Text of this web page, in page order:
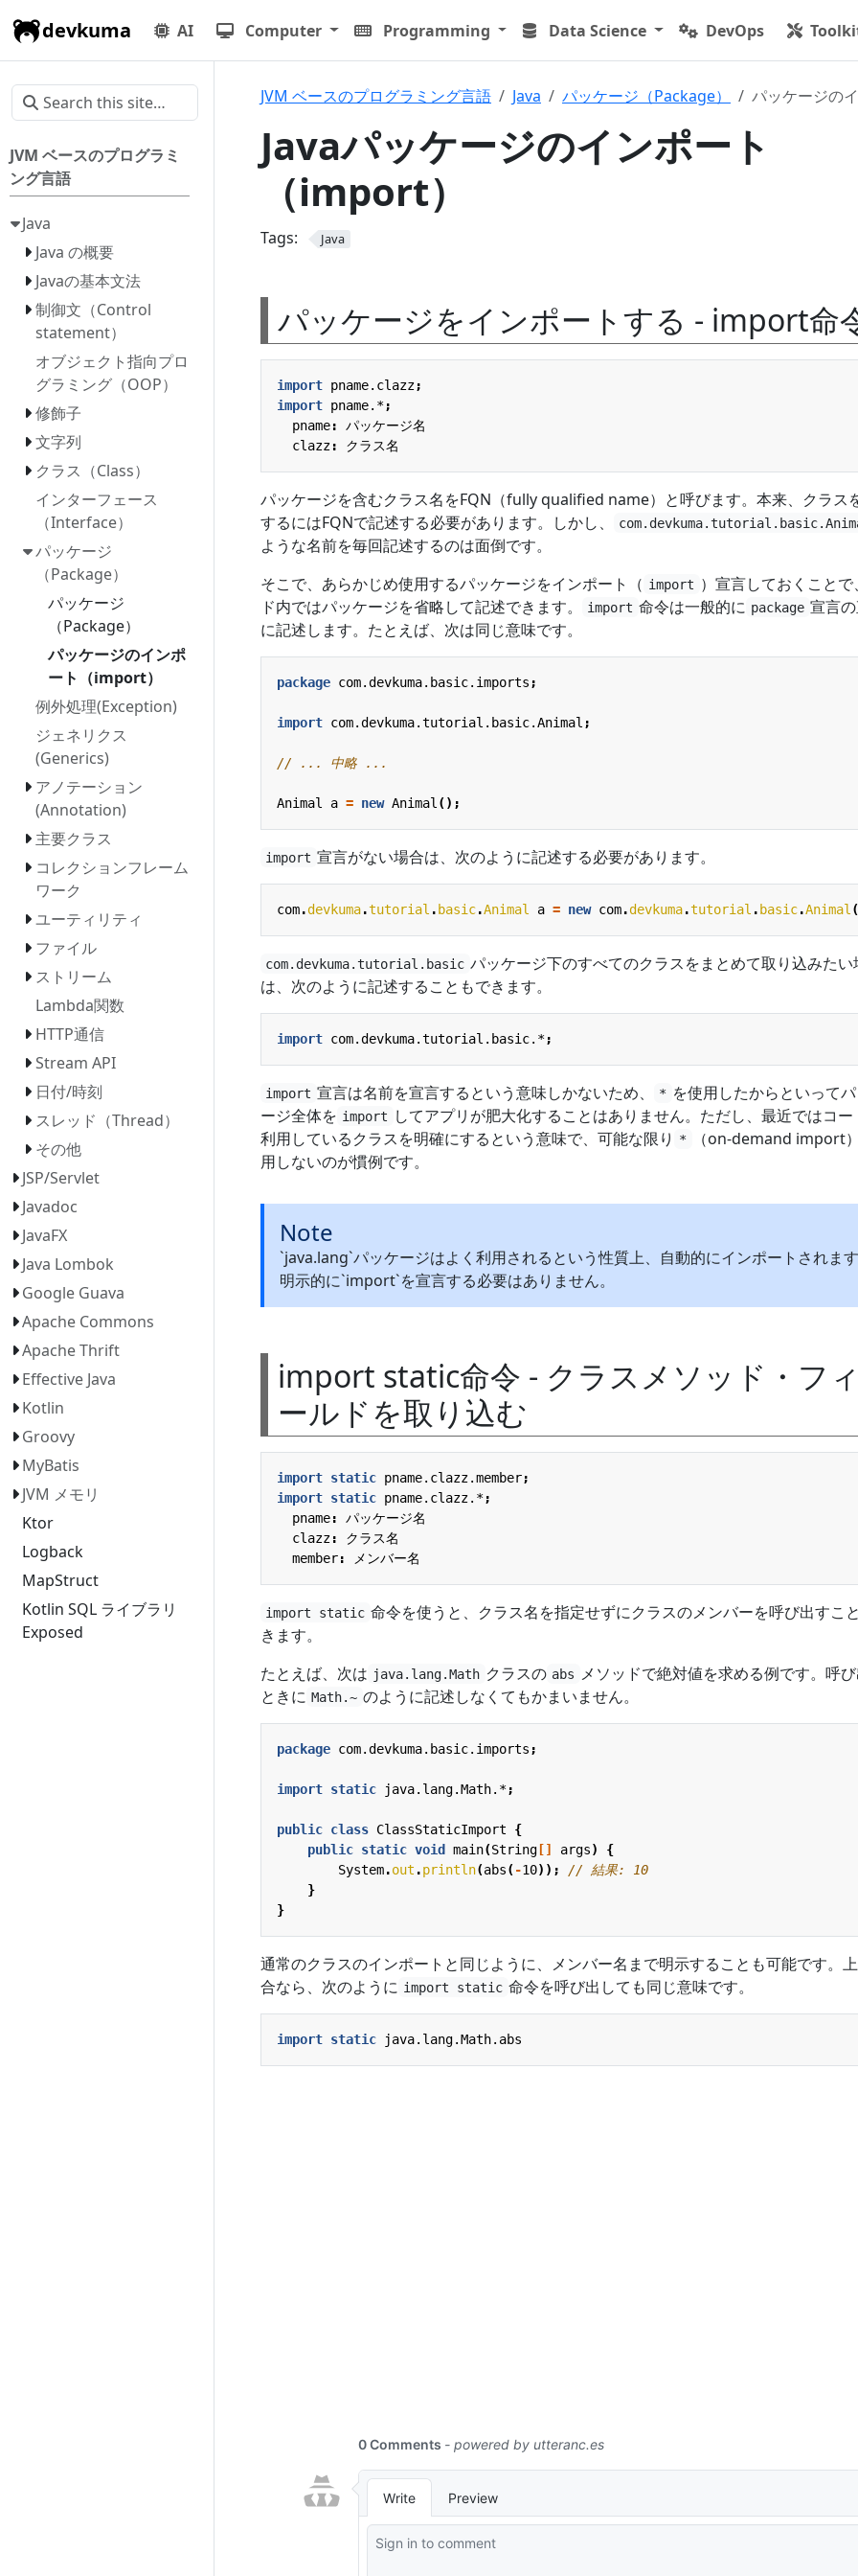
devkuma AI Computer Programming Data Science DevOps
JVM ベースのプログラミ
ング言語
Java
Java の概要
Javaの基本文法
制御文（Control
statement）
オブジェクト指向プロ
グラミング（OOP）
修飾子
文字列
クラス（Class）
インターフェース
（Interface）
パッケージ
（Package）
パッケージ
（Package）
パッケージのインポ
ート（import）
例外処理(Exception)
ジェネリクス
(Generics)
アノテーション
(Annotation)
主要クラス
コレクションフレーム
ワーク
ユーティリティ
ファイル
ストリーム
Lambda関数
HTTP通信
Stream API
日付/時刻
スレッド（Thread）
その他
JSP/Servlet
Javadoc
JavaFX
Java Lombok
Google Guava
Apache Commons
Apache Thrift
Effective Java
Kotlin
Groovy
MyBatis
JVM メモリ
Ktor
Logback
MapStruct
Kotlin SQL ライブラリ
Exposed
JVM ベースのプログラミング言語 Java パッケージ（Package） パッケージの
Javaパッケージのインポート
（import）
Tags: Java
パッケージをインポートする - import命
import pname.clazz;
import pname.*;
pname:
パッケージ名
clazz: クラス名
パッケージを含むクラス名をFQN（fully qualified name）と呼びます。本来、クラス
するにはFQNで記述する必要があります。しかし、
ような名前を毎回記述するのは面倒です。
そこで、あらかじめ使用するパッケージをインポート（ import ）宣言しておくことで
ド内ではパッケージを省略して記述できます。
import 命令は一般的に package 宣言
に記述します。たとえば、次は同じ意味です。
package com.devkuma.basic.imports ;
import com.devkuma.tutorial.basic.Animal ;
// ... 中略 ...
Animal a = new Animal ();
import 宣言がない場合は、次のように記述する必要があります。
com.devkuma.tutorial . basic.Animal a = new com.devkuma.tutorial . basic.Animal
com.devkuma.tutorial.basic パッケージ下のすべてのクラスをまとめて取り込みたい
は、次のように記述することもできます。
import com.devkuma.tutorial.basic.*;
import 宣言は名前を宣言するという意味しかないため、 * を使用したからといって
ージ全体を import
してアプリが肥大化することはありません。ただし、最近ではコー
利用しているクラスを明確にするという意味で、可能な限り
*
（on-demand import
用しないのが慣例です。
Note
`java.lang`パッケージはよく利用されるという性質上、自動的にインポートされま
明示的に`import`を宣言する必要はありません。
import static命令 - クラスメソッド・フ
ールドを取り込む
import static pname.clazz.member;
import static pname.clazz.*;
pname:
パッケージ名
clazz:
クラス名
member: メンバー名
import static 命令を使うと、クラス名を指定せずにクラスのメンバーを呼び出すこ
きます。
たとえば、次は java.lang.Math クラスの abs メソッドで絶対値を求める例です。呼
ときに Math.~ のように記述しなくてもかまいません。
package com.devkuma.basic.imports ;
import static java.lang.Math.*;
public class ClassStaticImport
{
public static void main(String [] args)
{
System.out .println(abs(-10));
// 結果: 10
}
}
通常のクラスのインポートと同じように、メンバー名まで明示することも可能です。
合なら、次のように import static 命令を呼び出しても同じ意味です。
import static java.lang.Math.abs